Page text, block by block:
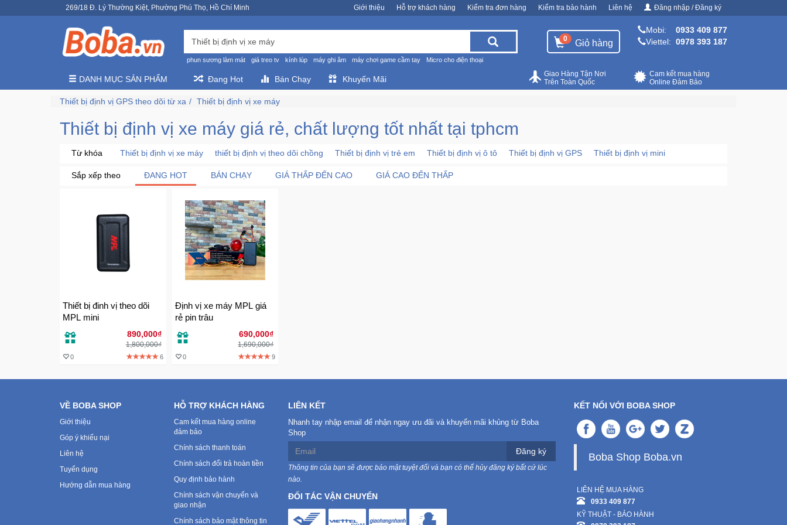
269/18 Đ. Lý Thường Kiệt, Phường Phú Thọ, Hồ Chí Minh Giới thiệu Hỗ trợ khách hàng Kiểm tra đơn hàng Kiểm tra bảo hành Liên hệ Đăng nhập / Đăng ký
phun sương làm mát giá treo tv kính lúp máy ghi âm máy chơi game cầm tay Micro cho điện thoại
0 Giỏ hàng
Mobi:
0933 409 877
Viettel: 0978 393 187
DANH MỤC SẢN PHẨM Đang Hot Bán Chạy Khuyến Mãi
Cam kết mua hàng
Online Đảm Bảo
Giao Hàng Tận Nơi
Trên Toàn Quốc
Thiết bị định vị GPS theo dõi từ xa Thiết bị định vị xe máy
Thiết bị định vị xe máy giá rẻ, chất lượng tốt nhất tại tphcm
Từ khóa Thiết bị định vị xe máy thiết bị định vị theo dõi chồng Thiết bị định vị trẻ em Thiết bị định vị ô tô Thiết bị định vị GPS Thiết bị định vị mini
Sắp xếp theo ĐANG HOT BÁN CHẠY GIÁ THẤP ĐẾN CAO GIÁ CAO ĐẾN THẤP
Thiết bị đinh vị theo dõi
MPL mini
890,000₫
1,800,000₫
0 6
Định vị xe máy MPL giá
rẻ pin trâu
690,000₫
1,690,000₫
0 9
VỀ BOBA SHOP
Giới thiệu
Góp ý khiếu nại
Liên hệ
Tuyển dụng
Hướng dẫn mua hàng
HỖ TRỢ KHÁCH HÀNG
Cam kết mua hàng online
đảm bảo
Chính sách thanh toán
Chính sách đổi trả hoàn tiền
Quy định bảo hành
Chính sách vận chuyển và
giao nhận
Chính sách bảo mật thông tin
LIÊN KẾT
Nhanh tay nhập email để nhận ngay ưu đãi và khuyến mãi khủng từ Boba
Shop
Đăng ký
Thông tin của bạn sẽ được bảo mật tuyệt đối và bạn có thể hủy đăng ký bất cứ lúc
nào.
ĐỐI TÁC VẬN CHUYỂN
KẾT NỐI VỚI BOBA SHOP
Boba Shop Boba.vn
LIÊN HỆ MUA HÀNG
0933 409 877
KỸ THUẬT - BẢO HÀNH